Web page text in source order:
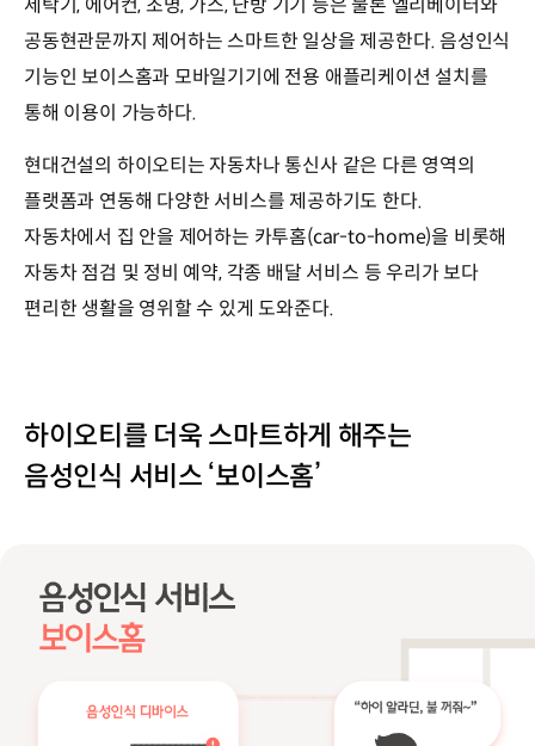
공동현관문까지 제어하는 스마트한 일상을 제공한다. 음성인식
기능인 보이스홈과 모바일기기에 전용 애플리케이션 설치를
통해 이용이 가능하다.
현대건설의 하이오티는 자동차나 통신사 같은 다른 영역의
플랫폼과 연동해 다양한 서비스를 제공하기도 한다.
자동차에서 집 안을 제어하는 카투홈(car-to-home)을 비롯해
자동차 점검 및 정비 예약, 각종 배달 서비스 등 우리가 보다
편리한 생활을 영위할 수 있게 도와준다.
하이오티를 더욱 스마트하게 해주는
음성인식 서비스 ‘보이스홈’